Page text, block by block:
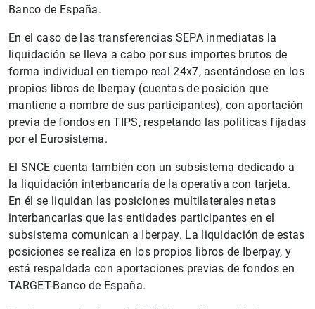
Banco de España.
En el caso de las transferencias SEPA inmediatas la
liquidación se lleva a cabo por sus importes brutos de
forma individual en tiempo real 24x7, asentándose en los
propios libros de Iberpay (cuentas de posición que
mantiene a nombre de sus participantes), con aportación
previa de fondos en TIPS, respetando las políticas fijadas
por el Eurosistema.
El SNCE cuenta también con un subsistema dedicado a
la liquidación interbancaria de la operativa con tarjeta.
En él se liquidan las posiciones multilaterales netas
interbancarias que las entidades participantes en el
subsistema comunican a Iberpay. La liquidación de estas
posiciones se realiza en los propios libros de Iberpay, y
está respaldada con aportaciones previas de fondos en
TARGET-Banco de España.